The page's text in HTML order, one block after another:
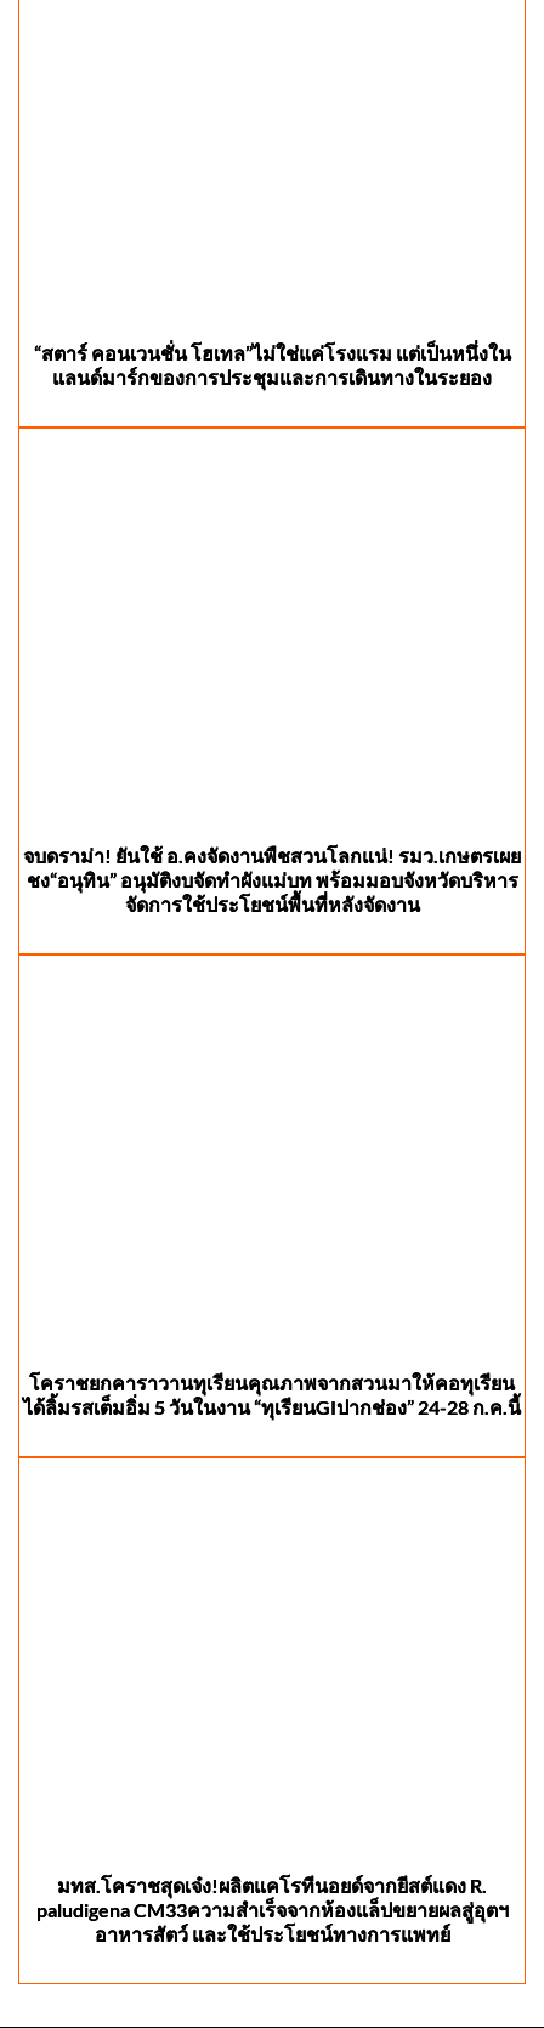
“สตาร์ คอนเวนชั่น โฮเทล”ไม่ใช่แค่โรงแรม แต่เป็นหนึ่งใน
แลนด์มาร์กของการประชุมและการเดินทางในระยอง
จบดราม่า! ยันใช้ อ.คงจัดงานพืชสวนโลกแน่! รมว.เกษตรเผย
ชง“อนุทิน” อนุมัติงบจัดทำผังแม่บท พร้อมมอบจังหวัดบริหาร
จัดการใช้ประโยชน์พื้นที่หลังจัดงาน
โคราชยกคาราวานทุเรียนคุณภาพจากสวนมาให้คอทุเรียน
ได้ลิ้มรสเต็มอิ่ม 5 วันในงาน “ทุเรียนGIปากช่อง” 24-28 ก.ค.นี้
มทส.โคราชสุดเจ๋ง!ผลิตแคโรทีนอยด์จากยีสต์แดง R.
paludigena CM33ความสำเร็จจากห้องแล็ปขยายผลสู่อุตฯ
อาหารสัตว์ และใช้ประโยชน์ทางการแพทย์